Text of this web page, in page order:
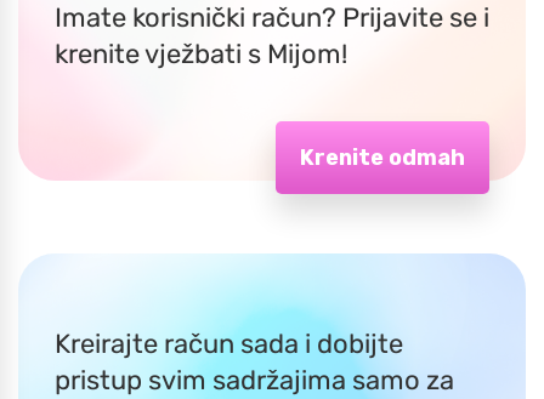
Imate korisnički račun? Prijavite se i
krenite vježbati s Mijom!
Krenite odmah
Kreirajte račun sada i dobijte
pristup svim sadržajima samo za